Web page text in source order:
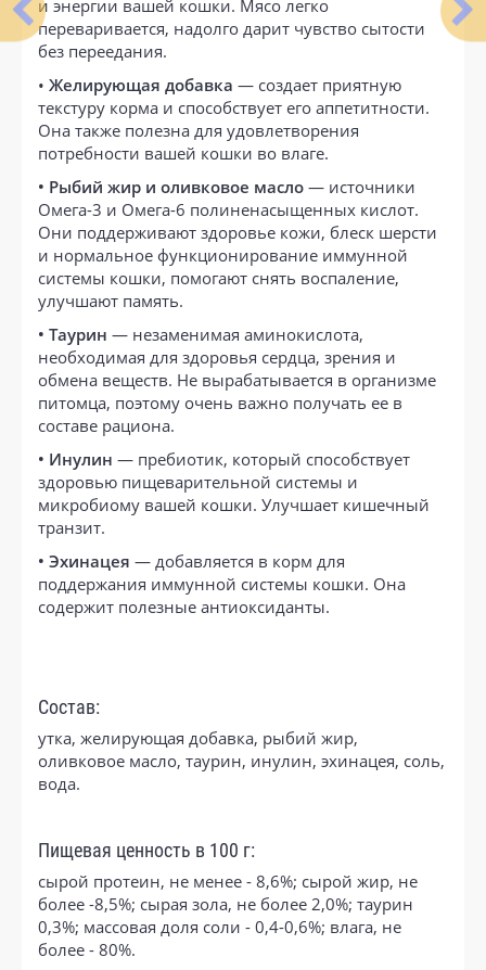
и энергии вашей кошки. Мясо легко
переваривается, надолго дарит чувство сытости
без переедания.
• Желирующая добавка — создает приятную
текстуру корма и способствует его аппетитности.
Она также полезна для удовлетворения
потребности вашей кошки во влаге.
• Рыбий жир и оливковое масло — источники
Омега-3 и Омега-6 полиненасыщенных кислот.
Они поддерживают здоровье кожи, блеск шерсти
и нормальное функционирование иммунной
системы кошки, помогают снять воспаление,
улучшают память.
• Таурин — незаменимая аминокислота,
необходимая для здоровья сердца, зрения и
обмена веществ. Не вырабатывается в организме
питомца, поэтому очень важно получать ее в
составе рациона.
• Инулин — пребиотик, который способствует
здоровью пищеварительной системы и
микробиому вашей кошки. Улучшает кишечный
транзит.
• Эхинацея — добавляется в корм для
поддержания иммунной системы кошки. Она
содержит полезные антиоксиданты.
Состав:
утка, желирующая добавка, рыбий жир,
оливковое масло, таурин, инулин, эхинацея, соль,
вода.
Пищевая ценность в 100 г:
сырой протеин, не менее - 8,6%; сырой жир, не
более -8,5%; сырая зола, не более 2,0%; таурин
0,3%; массовая доля соли - 0,4-0,6%; влага, не
более - 80%.